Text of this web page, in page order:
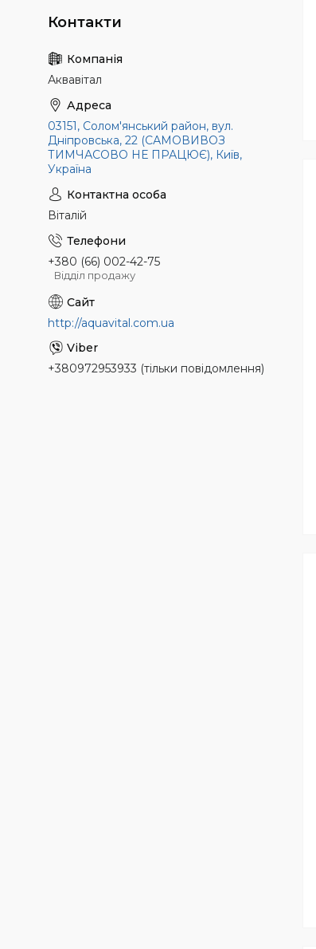
Аквавітал
03151, Солом'янський район, вул.
Дніпровська, 22 (САМОВИВОЗ
ТИМЧАСОВО НЕ ПРАЦЮЄ), Київ,
Україна
Віталій
+380 (66) 002-42-75
Відділ продажу
http://aquavital.com.ua
+380972953933 (тільки повідомлення)